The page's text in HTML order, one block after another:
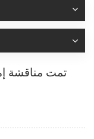
تمت مناقشة